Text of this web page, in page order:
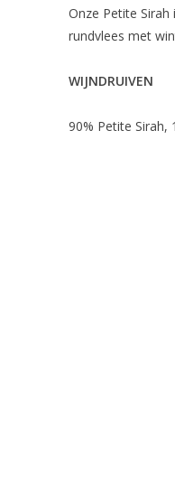
Onze Petite
rundvlees met
WIJNDRUIVEN
90% Petite Sirah,